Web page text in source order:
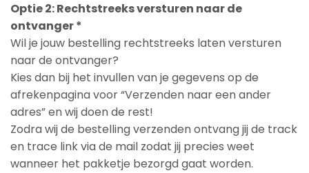
Optie 2: Rechtstreeks versturen naar de
ontvanger *
Wil je jouw bestelling rechtstreeks laten versturen
naar de ontvanger?
Kies dan bij het invullen van je gegevens op de
afrekenpagina voor “Verzenden naar een ander
adres” en wij doen de rest!
Zodra wij de bestelling verzenden ontvang jij de track
en trace link via de mail zodat jij precies weet
wanneer het pakketje bezorgd gaat worden.